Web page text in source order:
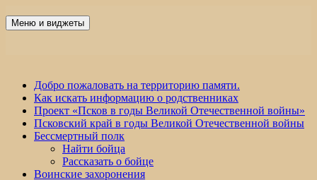
Победа 60
Меню и виджеты
Добро пожаловать на территорию памяти.
Как искать информацию о родственниках
Проект «Псков в годы Великой Отечественной войны»
Псковский край в годы Великой Отечественной войны
Бессмертный полк
Найти бойца
Рассказать о бойце
Воинские захоронения